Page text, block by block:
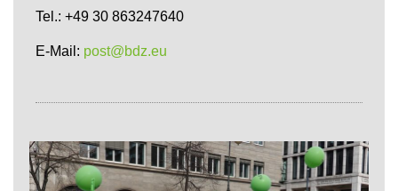
Tel.: +49 30 863247640
E-Mail: post@bdz.eu